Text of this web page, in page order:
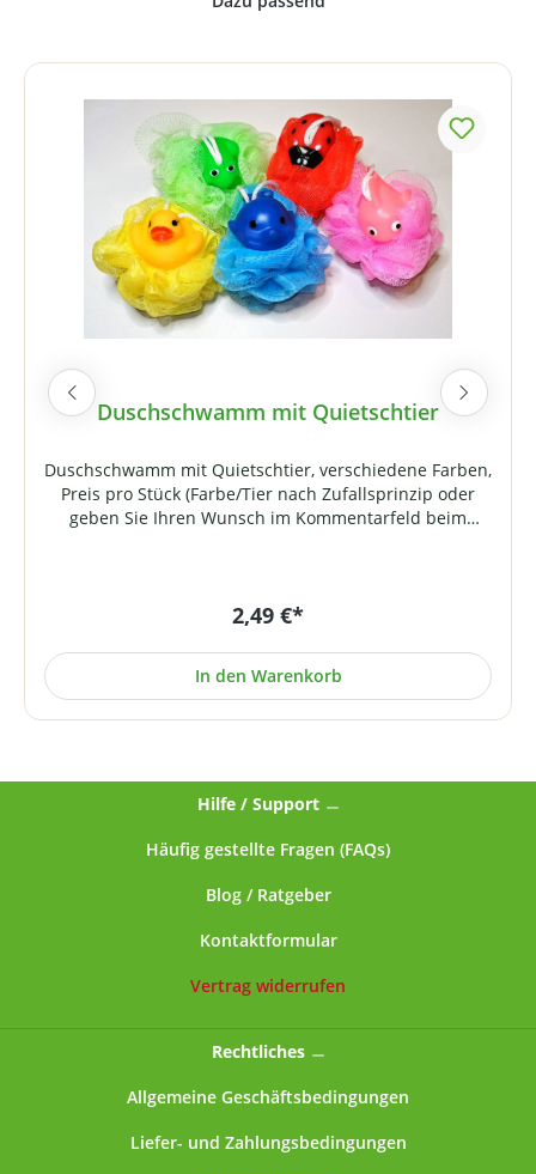
Produktgalerie überspringen
Duschschwamm mit Quietschtier
Duschschwamm mit Quietschtier, verschiedene Farben,
Preis pro Stück (Farbe/Tier nach Zufallsprinzip oder
geben Sie Ihren Wunsch im Kommentarfeld beim
Schaum. Dazu kommt ein angenehmer Massage-Effekt
hat eine Schleife zum Aufhängen. Ein Stück GRATIS ab
einem Bruttobestellwert (ohne Versandkosten) in Höhe
2,49 €*
In den Warenkorb
Hilfe / Support
Häufig gestellte Fragen (FAQs)
Blog / Ratgeber
Kontaktformular
Vertrag widerrufen
Rechtliches
Allgemeine Geschäftsbedingungen
Liefer- und Zahlungsbedingungen